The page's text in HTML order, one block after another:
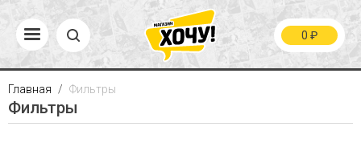
0 ₽
Главная Фильтры
Фильтры